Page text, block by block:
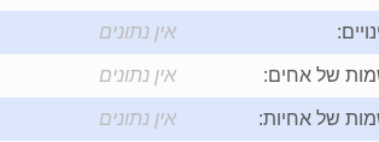
אין נתונים
של אחים: אין נתונים
של אחיות: אין נתונים